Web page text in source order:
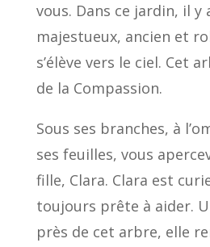
vous. Dans ce jardin, il y
majestueux, ancien et
s’élève vers le ciel. Cet
de la Compassion.
Sous ses branches, à
ses feuilles, vous
fille, Clara. Clara est
toujours prête à aider.
près de cet arbre, elle